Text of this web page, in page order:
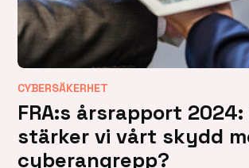
CYBERSÄKERHET
FRA:s årsrapport 2024:
stärker vi vårt skydd
cyberangrepp?